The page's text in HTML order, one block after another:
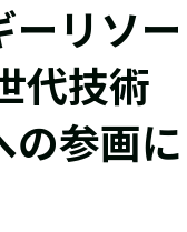
ーリソー
代技術
の参画に